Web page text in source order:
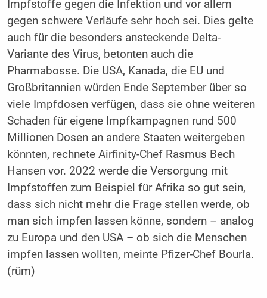
Impfstoffe gegen die Infektion und vor allem
gegen schwere Verläufe sehr hoch sei. Dies gelte
auch für die besonders ansteckende Delta-
Variante des Virus, betonten auch die
Pharmabosse. Die USA, Kanada, die EU und
Großbritannien würden Ende September über so
viele Impfdosen verfügen, dass sie ohne weiteren
Schaden für eigene Impfkampagnen rund 500
Millionen Dosen an andere Staaten weitergeben
könnten, rechnete Airfinity-Chef Rasmus Bech
Hansen vor. 2022 werde die Versorgung mit
Impfstoffen zum Beispiel für Afrika so gut sein,
dass sich nicht mehr die Frage stellen werde, ob
man sich impfen lassen könne, sondern – analog
zu Europa und den USA – ob sich die Menschen
impfen lassen wollten, meinte Pfizer-Chef Bourla.
(rüm)